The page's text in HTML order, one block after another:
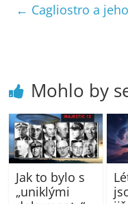
← Cagliostro a
Mohlo by
Jak to bylo s
„uniklými